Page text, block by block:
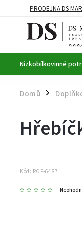
PRODEJNA DS
BEZLEPKOVÉ
Nízkobílkovinné
Domů /
Kód: POP-6487